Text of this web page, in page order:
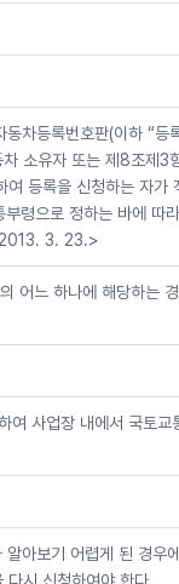
차등록번호판(이하 “등
소유자 또는 제8조제3
여 등록을 신청하는 자가
령으로 정하는 바에 따
2013. 3. 23.>
어느 하나에 해당하는
여 사업장 내에서 국토교
아보기 어렵게 된 경우